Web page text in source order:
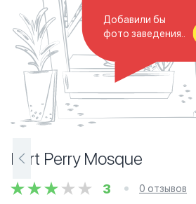
Добавили бы
фото заведения..
Port Perry Mosque
3 0 отзывов